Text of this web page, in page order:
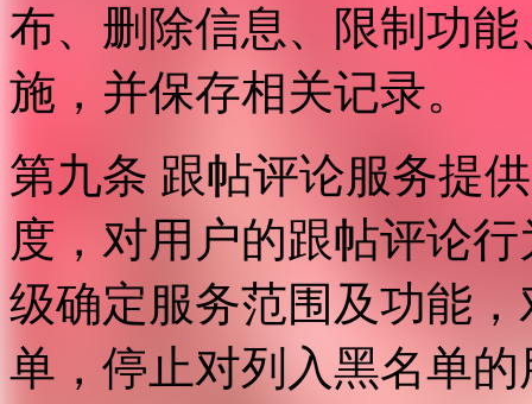
布、删除信息、限制功
施，并保存相关记录。
第九条 跟帖评论服务提
度，对用户的跟帖评论
级确定服务范围及功能
单，停止对列入黑名单